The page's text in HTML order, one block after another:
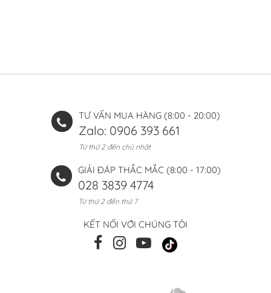
TƯ VẤN MUA HÀNG (8:00 - 20:00)
Zalo: 0906 393 661
Từ thứ 2 đến chủ nhật
GIẢI ĐÁP THẮC MẮC (8:00 - 17:00)
028 3839 4774
Từ thứ 2 đến thứ 7
KẾT NỐI VỚI CHÚNG TÔI